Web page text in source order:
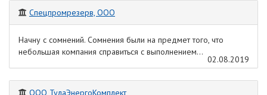
Спецпромрезерв, ООО
Начну с сомнений. Сомнения были на предмет того, что
небольшая компания справиться с выполнением...
02.08.2019
ООО ТулаЭнергоКомплект